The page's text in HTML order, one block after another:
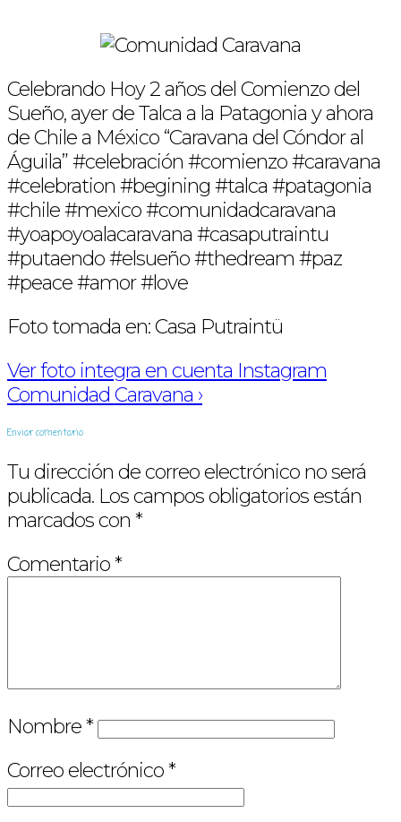
Celebrando Hoy 2 años del Comienzo del
Sueño, ayer de Talca a la Patagonia y ahora
de Chile a México “Caravana del Cóndor al
Águila” #celebración #comienzo #caravana
#celebration #begining #talca #patagonia
#chile #mexico #comunidadcaravana
#yoapoyoalacaravana #casaputraintu
#putaendo #elsueño #thedream #paz
#peace #amor #love
Foto tomada en: Casa Putraintü
Ver foto integra en cuenta Instagram
Comunidad Caravana ›
Enviar comentario
Tu dirección de correo electrónico no será
publicada. Los campos obligatorios están
marcados con *
Comentario*
Nombre*
Correo electrónico*